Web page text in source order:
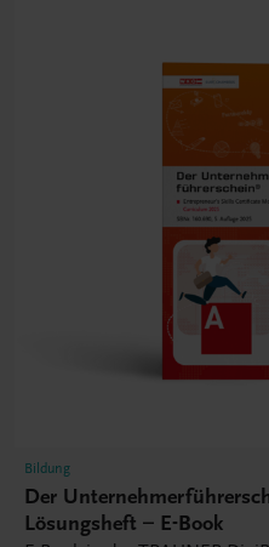
Bildung
Der
Lösungsheft – E-Book